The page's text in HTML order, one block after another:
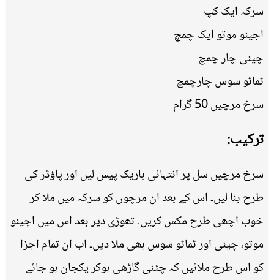
سرکہ ایک کپ
اجینو موتو ایک چمچ
چینی چار چمچ
ٹماٹو سوس چارچمچ
سرخ مرچیں 50 گرام
ترکیب:
سرخ مرچیں سل پر انتہائی باریک پیس لیں اور پاؤڈر کی
طرح بنا لیں۔ اس کے بعد ان مرچوں کو سرکہ میں ملا کر
خوب اچھی طرح مکس کریں۔ تھوڑی دیر بعد اس میں اجینو
موتو، چینی اور ٹماٹو سوس بھی ملا دیں۔ اب ان تمام اجزا
کو اس طرح ملائیں کہ چٹنی گاڑھی ہوکر یکجان ہو جائے